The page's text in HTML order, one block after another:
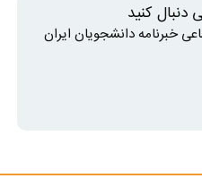
دنبال کنید
خبرنامه دانشجویان ایران